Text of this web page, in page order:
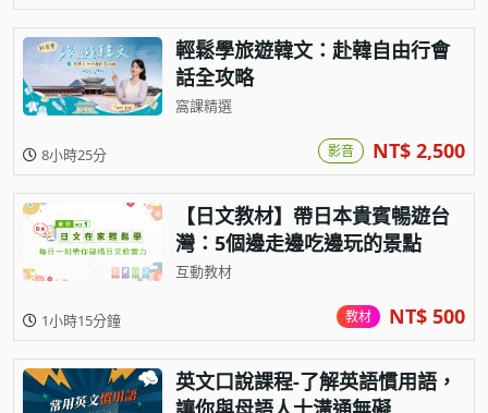
輕鬆學旅遊韓文：赴韓自由行會
話全攻略
窩課精選
8小時25分 影音 NT$ 2,500
【日文教材】帶日本貴賓暢遊台
灣：5個邊走邊吃邊玩的景點
互動教材
1小時15分鐘 教材 NT$ 500
英文口說課程-了解英語慣用語，